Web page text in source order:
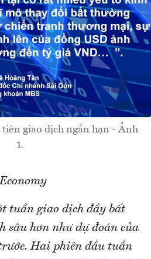
giao dịch ngắn hạn - Ảnh
1.
tuần giao dịch đầy bất
sâu hơn như dự đoán của
Hai phiên đầu tuần